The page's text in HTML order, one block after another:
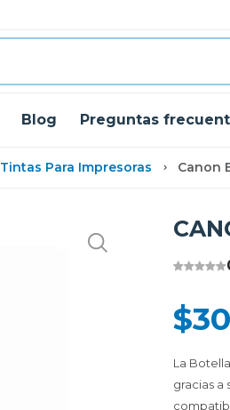
Blog Preguntas
Tintas Para Impresoras Canon
La
gracias a